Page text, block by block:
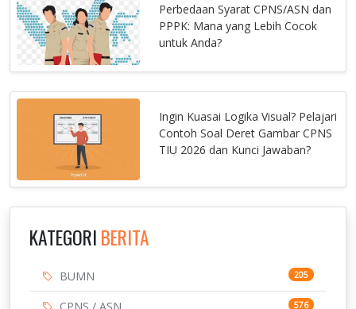
Perbedaan Syarat CPNS/ASN dan
PPPK: Mana yang Lebih Cocok
untuk Anda?
Ingin Kuasai Logika Visual? Pelajari
Contoh Soal Deret Gambar CPNS
TIU 2026 dan Kunci Jawaban?
KATEGORI BERITA
BUMN 205
576